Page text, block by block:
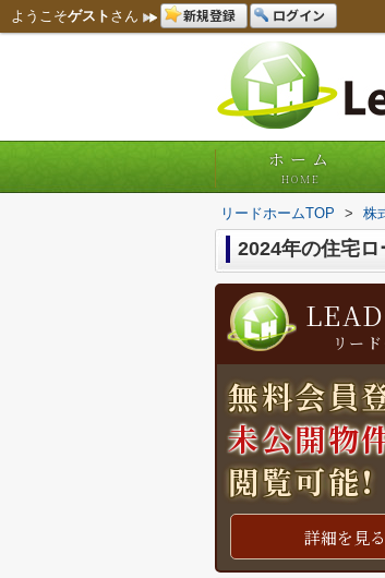
ようこそゲスト さん 新規登録 ログイン
ホーム
HOME
リードホームTOP > 株
2024年の住宅
リー
無料会員
未公開物
閲覧可能!
詳細を見る